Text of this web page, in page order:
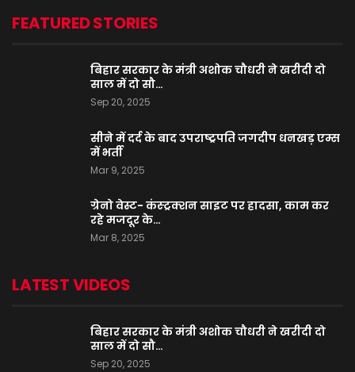
FEATURED STORIES
बिहार सरकार के मंत्री अशोक चौधरी ने खरीदी दो
साल में दो सौ…
Sep 20, 2025
सीने में दर्द के बाद उपराष्ट्रपति जगदीप धनखड़ एम्स
में भर्ती
Mar 9, 2025
ग्रेनो वेस्ट- कंस्ट्रक्शन साइट पर हादसा, काम कर
रहे मजदूर के…
Mar 8, 2025
LATEST VIDEOS
बिहार सरकार के मंत्री अशोक चौधरी ने खरीदी दो
साल में दो सौ…
Sep 20, 2025